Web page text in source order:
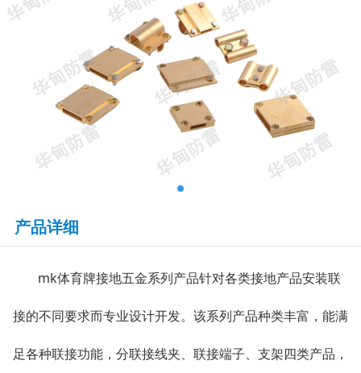
产品详细
mk体育牌接地五金系列产品针对各类接地产品安装联
接的不同要求而专业设计开发。该系列产品种类丰富，能满
足各种联接功能，分联接线夹、联接端子、支架四类产品，